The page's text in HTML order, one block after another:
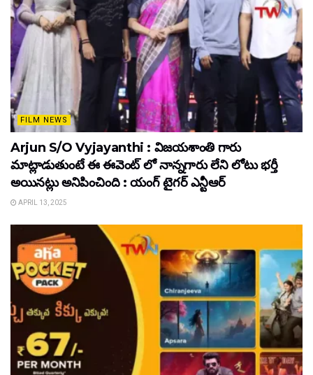
FILM NEWS
Arjun S/O Vyjayanthi : విజయశాంతి గారు
మాట్లాడుతుంటే ఈ ఈవెంట్ లో నాన్నగారు లేని లోటు భర్తీ
అయినట్లు అనిపించింది : యంగ్ టైగర్ ఎన్టీఆర్
APRIL 13, 2025